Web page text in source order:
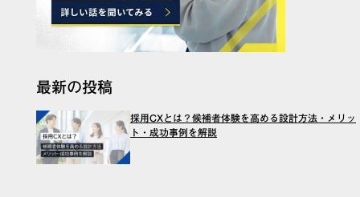
最新の投稿
採用CXとは？候補者体験を高める設計方法・メリッ
ト・成功事例を解説